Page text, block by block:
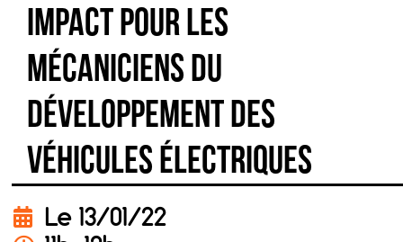
impact pour les
mécaniciens du
développement des
véhicules électriques
Le 13/01/22